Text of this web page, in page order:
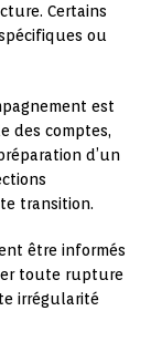
Certains
ou
est
des comptes,
d’un
transition.
être informés
toute rupture
irrégularité